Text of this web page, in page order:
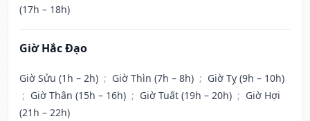
(17h – 18h)
Giờ Hắc Đạo
Giờ Sửu (1h – 2h) ; Giờ Thìn (7h – 8h) ; Giờ Tỵ (9h – 10h)
; Giờ Thân (15h – 16h) ; Giờ Tuất (19h – 20h) ; Giờ Hợi
(21h – 22h)